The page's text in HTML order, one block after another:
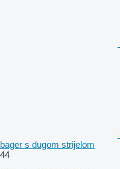
bager s dugom strijelom
44